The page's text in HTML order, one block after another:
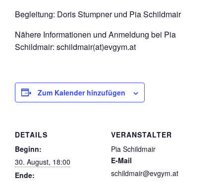
Begleitung: Doris Stumpner und Pia Schildmair
Nähere Informationen und Anmeldung bei Pia
Schildmair: schildmair(at)evgym.at
Zum Kalender hinzufügen
DETAILS
Beginn:
30. August, 18:00
Ende:
VERANSTALTER
Pia Schildmair
E-Mail
schildmair@evgym.at